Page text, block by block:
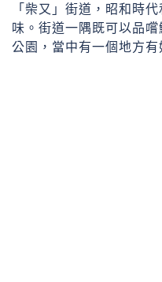
「柴又」街道，昭和時
味。街道一隅既可以品
公園，當中有一個地方